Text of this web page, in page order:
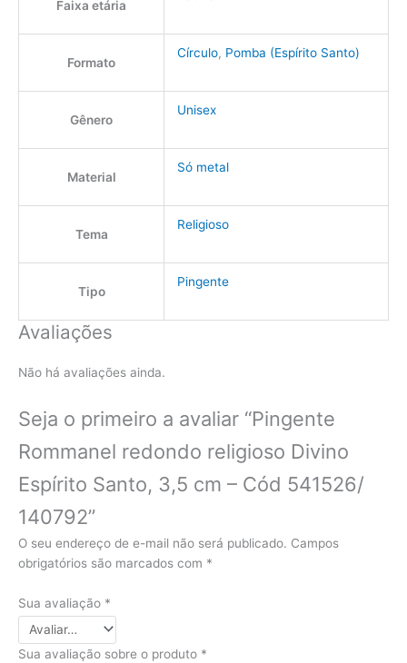
Faixa etária
Formato
Círculo, Pomba (Espírito Santo)
Gênero
Unisex
Material
Só metal
Tema
Religioso
Tipo
Pingente
Avaliações
Não há avaliações ainda.
Seja o primeiro a avaliar “Pingente
Rommanel redondo religioso Divino
Espírito Santo, 3,5 cm – Cód 541526/
140792”
O seu endereço de e-mail não será publicado. Campos
obrigatórios são marcados com *
Sua avaliação *
Sua avaliação sobre o produto *